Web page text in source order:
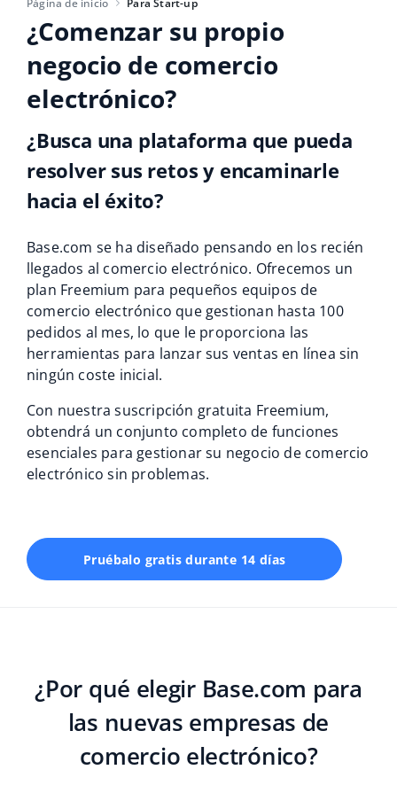
Gestión de envíos
Base Connect
IA para e-commerce
Productos infantiles
Electrónica
Piezas de automóviles
Supermercado
Salud y belleza
Moda
Ayuda
Base Academy
Blog
Servicios
Implementación de sistemas
Otros
Calculadora de beneficios
Cooperación y socios
Contáctanos
english (GB)
english (IN)
čeština
deutsch
español (AR)
español (MX)
Français
Italiano
polski
português (BR)
¿Comenzar su propio
negocio de comercio
electrónico?
¿Busca una plataforma que pueda
resolver sus retos y encaminarle
hacia el éxito?
Base.com se ha diseñado pensando en los recién
llegados al comercio electrónico. Ofrecemos un
plan Freemium para pequeños equipos de
comercio electrónico que gestionan hasta 100
pedidos al mes, lo que le proporciona las
herramientas para lanzar sus ventas en línea sin
ningún coste inicial.
Con nuestra suscripción gratuita Freemium,
obtendrá un conjunto completo de funciones
esenciales para gestionar su negocio de comercio
electrónico sin problemas.
Pruébalo gratis durante 14 días
¿Por qué elegir Base.com para
las nuevas empresas de
comercio electrónico?